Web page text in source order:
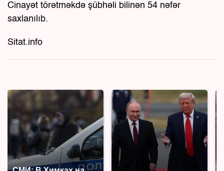
Cinayət törətməkdə şübhəli bilinən 54 nəfər
saxlanılıb.
Sitat.info